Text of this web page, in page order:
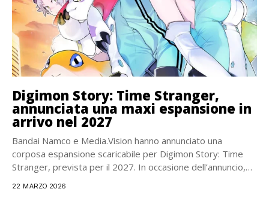
Digimon Story: Time Stranger,
annunciata una maxi espansione in
arrivo nel 2027
Bandai Namco e Media.Vision hanno annunciato una
corposa espansione scaricabile per Digimon Story: Time
Stranger, prevista per il 2027. In occasione dell’annuncio,
22 MARZO 2026